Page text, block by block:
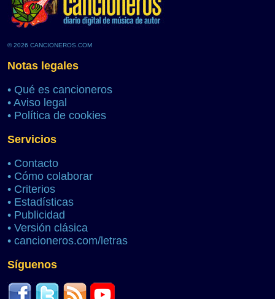
© 2026 CANCIONEROS.COM
Notas legales
• Qué es cancioneros
• Aviso legal
• Política de cookies
Servicios
• Contacto
• Cómo colaborar
• Criterios
• Estadísticas
• Publicidad
• Versión clásica
• cancioneros.com/letras
Síguenos